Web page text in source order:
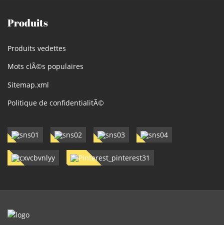
Produits
Produits vedettes
Mots clÃ©s populaires
Sitemap.xml
Politique de confidentialitÃ©